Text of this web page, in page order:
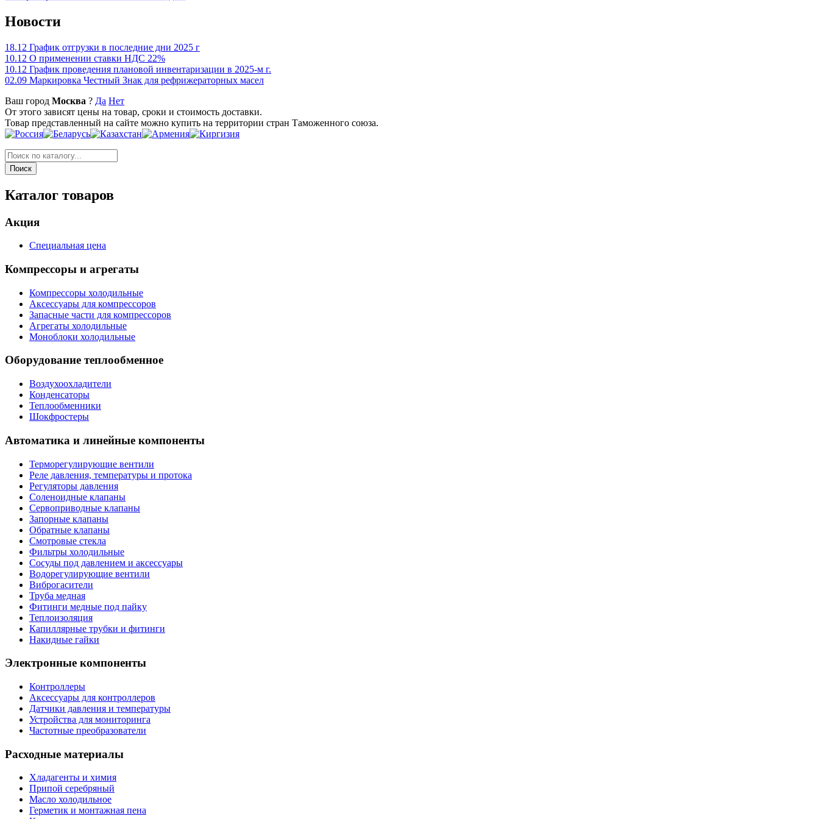
Новости
18.12 График отгрузки в последние дни 2025 г
10.12 О применении ставки НДС 22%
10.12 График проведения плановой инвентаризации в 2025-м г.
02.09 Маркировка Честный Знак для рефрижераторных масел
Ваш город Москва ? Да Нет
От этого зависят цены на товар, сроки и стоимость доставки.
Товар представленный на сайте можно купить на территории стран Таможенного союза.
Каталог товаров
Акция
Специальная цена
Компрессоры и агрегаты
Компрессоры холодильные
Аксессуары для компрессоров
Запасные части для компрессоров
Агрегаты холодильные
Моноблоки холодильные
Оборудование теплообменное
Воздухоохладители
Конденсаторы
Теплообменники
Шокфростеры
Автоматика и линейные компоненты
Терморегулирующие вентили
Реле давления, температуры и протока
Регуляторы давления
Соленоидные клапаны
Сервоприводные клапаны
Запорные клапаны
Обратные клапаны
Смотровые стекла
Фильтры холодильные
Сосуды под давлением и аксессуары
Водорегулирующие вентили
Виброгасители
Труба медная
Фитинги медные под пайку
Теплоизоляция
Капиллярные трубки и фитинги
Накидные гайки
Электронные компоненты
Контроллеры
Аксессуары для контроллеров
Датчики давления и температуры
Устройства для мониторинга
Частотные преобразователи
Расходные материалы
Хладагенты и химия
Припой серебряный
Масло холодильное
Герметик и монтажная пена